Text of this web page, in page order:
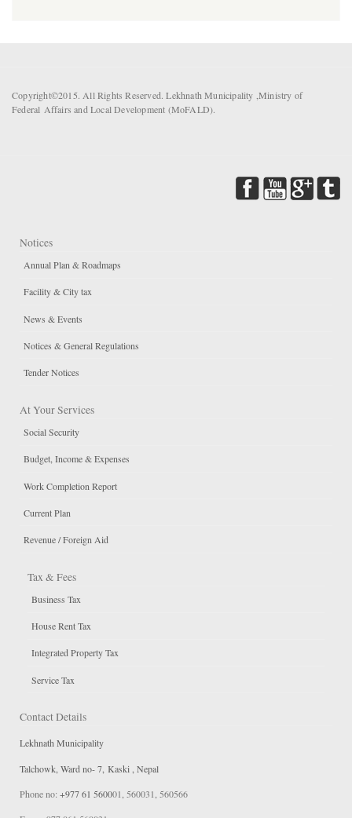
Copyright©2015. All Rights Reserved. Lekhnath Municipality ,Ministry of
Federal Affairs and Local Development (MoFALD).
Notices
Annual Plan & Roadmaps
Facility & City tax
News & Events
Notices & General Regulations
Tender Notices
At Your Services
Social Security
Budget, Income & Expenses
Work Completion Report
Current Plan
Revenue / Foreign Aid
Tax & Fees
Business Tax
House Rent Tax
Integrated Property Tax
Service Tax
Contact Details
Lekhnath Municipality
Talchowk, Ward no- 7, Kaski , Nepal
Phone no: +977 61 560001, 560031, 560566